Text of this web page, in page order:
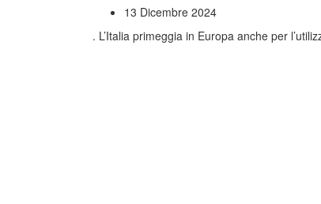
13 Dicembre 2024
. L’Italia primeggia in Europa anche per